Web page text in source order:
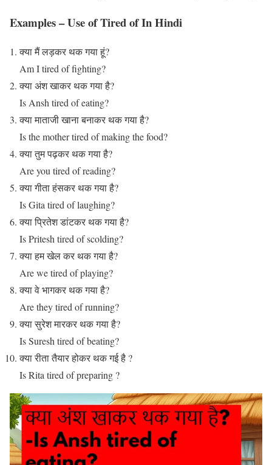
Examples – Use of Tired of In Hindi
क्या मैं लड़कर थक गया हूं?
Am I tired of fighting?
क्या अंश खाकर थक गया है?
Is Ansh tired of eating?
क्या माताजी खाना बनाकर थक गया है?
Is the mother tired of making the food?
क्या तुम पढ़कर थक गया है?
Are you tired of reading?
क्या गीता हंसकर थक गया है?
Is Gita tired of laughing?
क्या प्रितेश डांटकर थक गया है?
Is Pritesh tired of scolding?
क्या हम खेल कर थक गया है?
Are we tired of playing?
क्या वे भागकर थक गया है?
Are they tired of running?
क्या सुरेश मारकर थक गया है?
Is Suresh tired of beating?
क्या रीता तैयार होकर थक गई है ?
Is Rita tired of preparing ?